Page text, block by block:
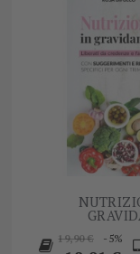
Prezzo
19,90 € -5%